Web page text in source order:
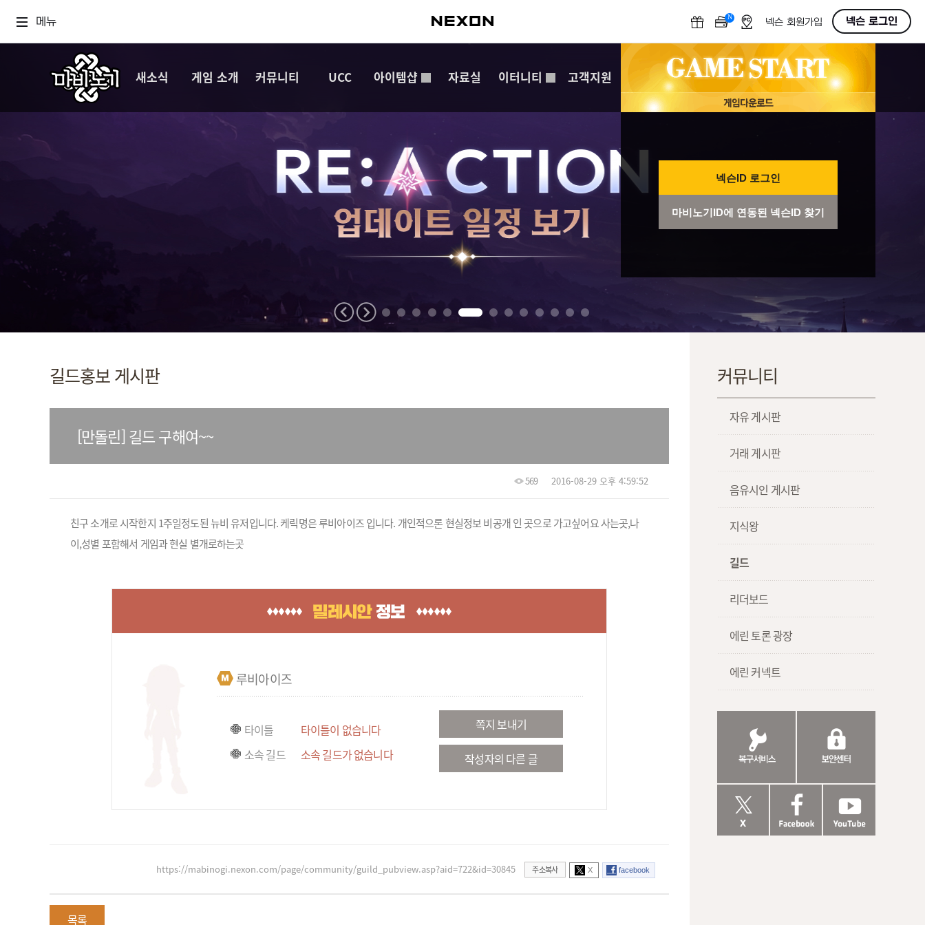
메뉴 N OFF넥슨 회원가입 넥슨 로그인
새소식 게임 소개 커뮤니티 UCC 아이템샵 자료실 이터니티 고객지원
넥슨ID 로그인
마비노기ID에 연동된 넥슨ID 찾기
길드홍보 게시판
[만돌린] 길드 구해여~~
569 2016-08-29 오후 4:59:52
친구 소개로 시작한지 1주일정도된 뉴비 유저입니다. 케릭명은 루비아이즈 입니다. 개인적으론 현실정보 비공개 인 곳으로 가고싶어요 사는곳,나
이,성별 포함해서 게임과 현실 별개로하는곳
루비아이즈
타이틀
타이틀이 없습니다
소속 길드
소속 길드가 없습니다
쪽지 보내기
작성자의 다른 글
https://mabinogi.nexon.com/page/community/guild_pubview.asp?aid=722&id=30845 주소복사 X facebook
목록
커뮤니티
자유 게시판
거래 게시판
음유시인 게시판
지식왕
길드
리더보드
에린 토론 광장
에린 커넥트